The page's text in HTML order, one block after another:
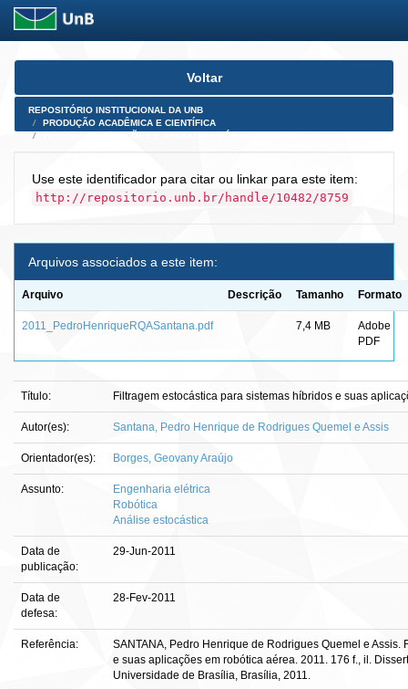
Skip
Voltar
REPOSITÓRIO INSTITUCIONAL DA UNB
PRODUÇÃO ACADÊMICA E CIENTÍFICA
Use este identificador para citar ou linkar para este item:
http://repositorio.unb.br/handle/10482/8759
Arquivos associados a este item:
Arquivo Descrição Tamanho Formato
2011_PedroHenriqueRQASantana.pdf 7,4 MB
Adobe
PDF
Título: Filtragem estocástica para sistemas híbridos e suas
Autor(es): Santana, Pedro Henrique de Rodrigues Quemel e Assis
Orientador(es): Borges, Geovany Araújo
Assunto:
Engenharia elétrica
Robótica
Análise estocástica
Data de
publicação:
29-Jun-2011
Data de
defesa:
28-Fev-2011
Referência:
SANTANA, Pedro Henrique de Rodrigues Quemel e
e suas aplicações em robótica aérea. 2011. 176 f., il.
Universidade de Brasília, Brasília, 2011.